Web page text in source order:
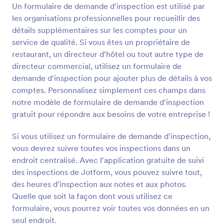
Un formulaire de demande d'inspection est utilisé par
les organisations professionnelles pour recueillir des
détails supplémentaires sur les comptes pour un
service de qualité. Si vous êtes un propriétaire de
restaurant, un directeur d'hôtel ou tout autre type de
directeur commercial, utilisez un formulaire de
demande d'inspection pour ajouter plus de détails à vos
comptes. Personnalisez simplement ces champs dans
notre modèle de formulaire de demande d'inspection
gratuit pour répondre aux besoins de votre entreprise !
Si vous utilisez un formulaire de demande d'inspection,
vous devrez suivre toutes vos inspections dans un
endroit centralisé. Avec l'application gratuite de suivi
des inspections de Jotform, vous pouvez suivre tout,
des heures d'inspection aux notes et aux photos.
Quelle que soit la façon dont vous utilisez ce
formulaire, vous pourrez voir toutes vos données en un
seul endroit.
et toutes les soumissions sont stockées en toute
sécurité dans votre compte Jotform en ligne, qui
peut facilement être consulté par vous et votre
équipe. Vous pouvez même convertir les
soumissions en documents PDF à télécharger ou à
imprimer pour les dossiers de votre bureau !
Personnalisez ce formulaire gratuit de contrôle
technique pour qu'il corresponde à vos besoins.
Mettez à jour ou ajoutez de nouveaux champs au
formulaire, ajoutez votre logo unique, ou même un
champ de signature électronique pour que les
agents de police signent leurs rapports. Si vous
rapports d'inspection de véhicules de police, telles
que Google Sheets, Google Drive, ou Dropbox, vous
pouvez automatiquement synchroniser les
formulaires soumis à plus de 100 applications avec
les intégrations de formulaires gratuits de JotForm.
L'époque des rapports d'inspection au stylo est
révolue. Passez au numérique pour gagner du temps
et être mieux organisé grâce à notre formulaire de
contrôle technique en ligne gratuit.
Prévisualiser